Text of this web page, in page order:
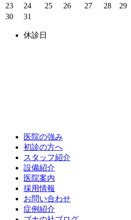
23
24 25 26 27 28
29
30
31
休診日
医院の強み
初診の方へ
スタッフ紹介
設備紹介
医院案内
採用情報
お問い合わせ
症例紹介